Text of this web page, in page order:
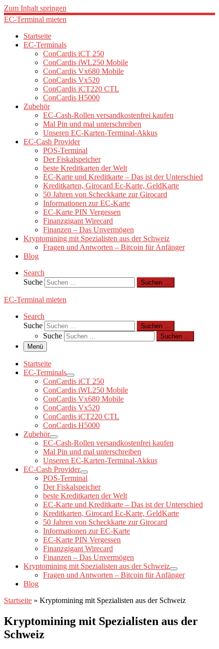
Zum Inhalt springen
EC-Terminal mieten
Startseite
EC-Terminals
ConCardis iCT 250
ConCardis iWL250 Mobile
ConCardis Vx680 Mobile
ConCardis Vx520
ConCardis iCT220 CTL
ConCardis H5000
Zubehör
EC-Cash-Rollen versandkostenfrei kaufen
Mal Pin und mal unterschreiben
Unseren EC-Karten-Terminal-Akkus
EC-Cash Provider
POS-Terminal
Der Fiskalspeicher
beste Kreditkarten der Welt
EC-Karte und Kreditkarte – Das ist der Unterschied
Kreditkarten, Girocard Ec-Karte, GeldKarte
50 Jahren von Scheckkarte zur Girocard
Informationen zur EC-Karte
EC-Karte PIN Vergessen
Finanzgigant Wirecard
Finanzen – Das Unvermögen
Kryptomining mit Spezialisten aus der Schweiz
Fragen und Antworten – Bitcoin für Anfänger
Blog
Search
Suche
Suchen …
EC-Terminal mieten
Search
Suche
Suchen …
Suche
Suchen …
Menü
Startseite
EC-Terminals
ConCardis iCT 250
ConCardis iWL250 Mobile
ConCardis Vx680 Mobile
ConCardis Vx520
ConCardis iCT220 CTL
ConCardis H5000
Zubehör
EC-Cash-Rollen versandkostenfrei kaufen
Mal Pin und mal unterschreiben
Unseren EC-Karten-Terminal-Akkus
EC-Cash Provider
POS-Terminal
Der Fiskalspeicher
beste Kreditkarten der Welt
EC-Karte und Kreditkarte – Das ist der Unterschied
Kreditkarten, Girocard Ec-Karte, GeldKarte
50 Jahren von Scheckkarte zur Girocard
Informationen zur EC-Karte
EC-Karte PIN Vergessen
Finanzgigant Wirecard
Finanzen – Das Unvermögen
Kryptomining mit Spezialisten aus der Schweiz
Fragen und Antworten – Bitcoin für Anfänger
Blog
Startseite » Kryptomining mit Spezialisten aus der Schweiz
Kryptomining mit Spezialisten aus der
Schweiz